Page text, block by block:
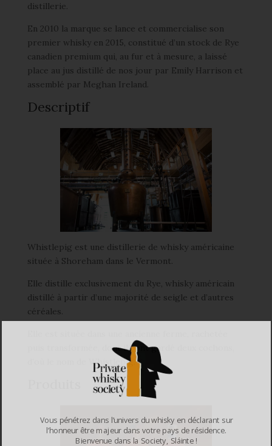
distillerie.
En 2010 la marque se lance et commercialise son
premier whisky en 2015, constitué d’un stock de Rye
canadien premium qui, au fur et à mesure, a laissé
place au jus distillé de nos jour par Emily Harrison et
assemblé par Meghan Ireland.
Descriptif
Whistlepig est une distillerie de whisky américaine
située à Shoreham dans le Vermont.
Elle distille exclusivement du Rye, whisky américain
distillé à partir d’une majorité de seigle et d’autres
céréales.
puis transformée, dont ils ont gardé deux cochons,
d’où le nom de Whistlepig.
Vous pénétrez dans l’univers du whisky en déclarant sur
l’honneur être majeur dans votre pays de résidence.
Bienvenue dans la Society, Sláinte !